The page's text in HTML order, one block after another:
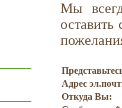
Мы
Адрес
Откуда Вы: